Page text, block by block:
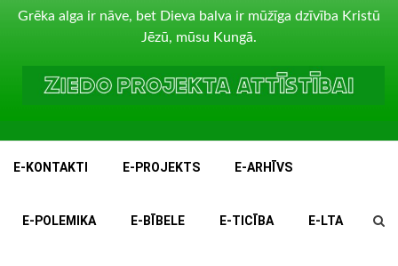
Grēka alga ir nāve, bet Dieva balva ir mūžīga dzīvība Kristū
Jēzū, mūsu Kungā.
E-KONTAKTI E-PROJEKTS E-ARHĪVS
E-POLEMIKA E-BĪBELE E-TICĪBA E-LTA